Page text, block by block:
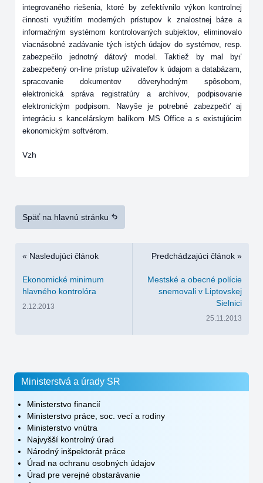
Ministerstvá a úrady SR
Ministerstvo financií
Ministerstvo práce, soc. vecí a rodiny
Ministerstvo vnútra
Najvyšší kontrolný úrad
Národný inšpektorát práce
Úrad na ochranu osobných údajov
Úrad pre verejné obstarávanie
integrovaného riešenia, ktoré by zefektívnilo výkon kontrolnej
činnosti využitím moderných prístupov k znalostnej báze a
informačným systémom kontrolovaných subjektov, eliminovalo
viacnásobné zadávanie tých istých údajov do systémov, resp.
zabezpečilo jednotný dátový model. Taktiež by mal byť
zabezpečený on-line prístup užívateľov k údajom a databázam,
spracovanie dokumentov dôveryhodným spôsobom,
elektronická správa registratúry a archívov, podpisovanie
elektronickým podpisom. Navyše je potrebné zabezpečiťaj
integráciu s kancelárskym balíkom MS Office a s existujúcim
ekonomickým softvérom.
Vzh
Späť na hlavnú stránku
« Nasledujúci článok
Ekonomické minimum
hlavného kontrolóra
2.12.2013
Predchádzajúci článok »
Mestské a obecné polície
snemovali v Liptovskej
Sielnici
25.11.2013